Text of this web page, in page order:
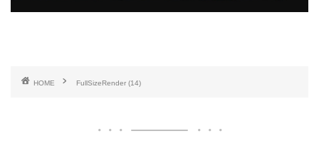
HOME FullSizeRender (14)